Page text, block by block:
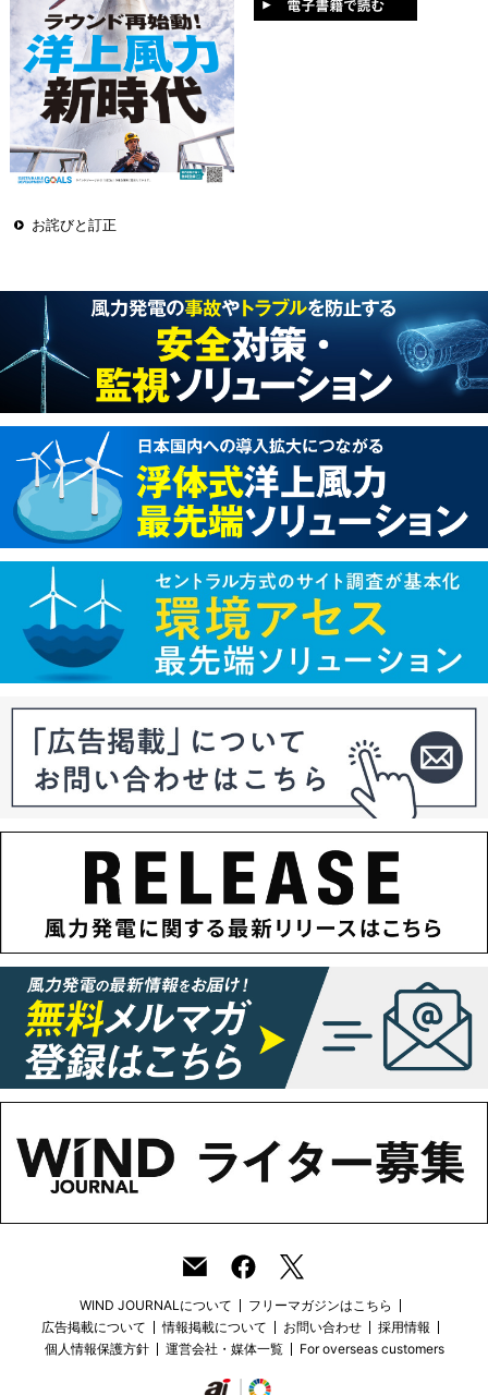
お詫びと訂正
WIND JOURNALについて
フリーマガジンはこちら
広告掲載について
情報掲載について お問い合わせ
採用情報
個人情報保護方針
運営会社・媒体一覧 For overseas customers